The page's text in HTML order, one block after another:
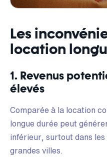
Les
location
1. Revenus
élevés
Comparée à la location
longue durée peut
inférieur, surtout dans
grandes villes.